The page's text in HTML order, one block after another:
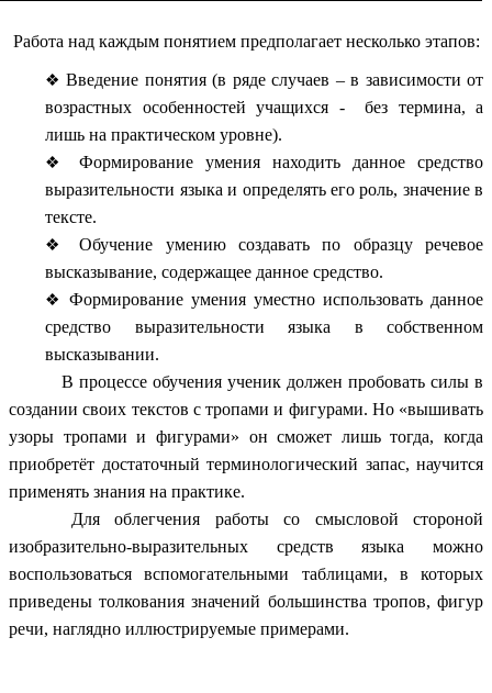
Работа над каждым понятием предполагает несколько этапов:
Введение понятия (в ряде случаев – в зависимости от
возрастных особенностей учащихся - без термина, а
лишь на практическом уровне).
Формирование умения находить данное средство
выразительности языка и определять его роль, значение в
тексте.
Обучение умению создавать по образцу речевое
высказывание, содержащее данное средство.
Формирование умения уместно использовать данное
средство выразительности языка в собственном
высказывании.
В процессе обучения ученик должен пробовать силы в
создании своих текстов с тропами и фигурами. Но «вышивать
узоры тропами и фигурами» он сможет лишь тогда, когда
приобретёт достаточный терминологический запас, научится
применять знания на практике.
Для облегчения работы со смысловой стороной
изобразительно-выразительных средств языка можно
воспользоваться вспомогательными таблицами, в которых
приведены толкования значений большинства тропов, фигур
речи, наглядно иллюстрируемые примерами.